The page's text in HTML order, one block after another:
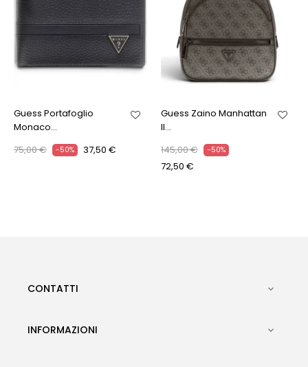
Guess Portafoglio
Monaco...
75,00 €
-50% 37,50 €
Guess Zaino Manhattan
II...
145,00 €
-50%
72,50 €
CONTATTI 
INFORMAZIONI 